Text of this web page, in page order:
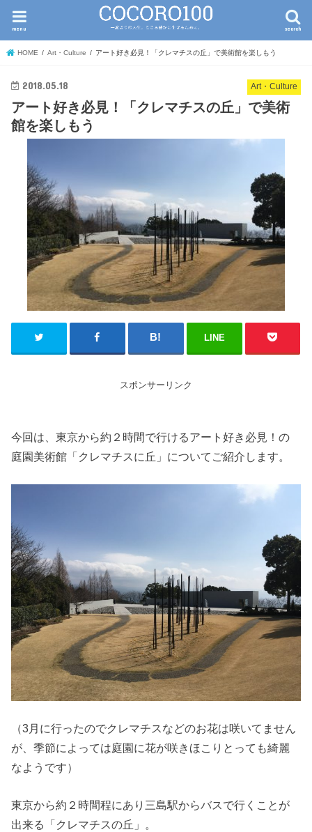
search
menu
HOME Art・Culture アート好き必見！「クレマチスの丘」で美術館を楽しもう
Art・Culture
2018.05.18
アート好き必見！「クレマチスの丘」で美術
館を楽しもう
LINE
スポンサーリンク
今回は、東京から約２時間で行けるアート好き必見！の
庭園美術館「クレマチスに丘」についてご紹介します。
（3月に行ったのでクレマチスなどのお花は咲いてません
が、季節によっては庭園に花が咲きほこりとっても綺麗
なようです）
東京から約２時間程にあり三島駅からバスで行くことが
出来る「クレマチスの丘」。